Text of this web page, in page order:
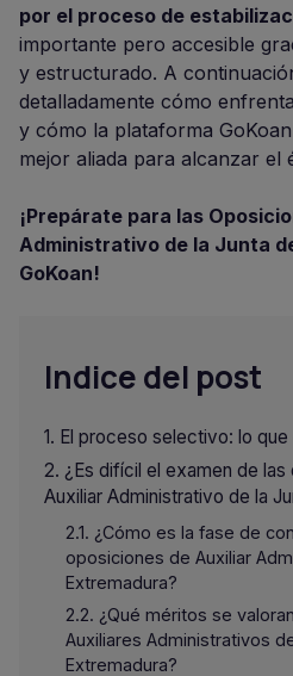
por el proceso de
importante pero accesible
y estructurado. A
detalladamente cómo
y cómo la plataforma
mejor aliada para alcanzar el
¡Prepárate para las
Administrativo de la Junta
GoKoan!
Indice del post
El proceso selectivo: lo
¿Es difícil el examen de las
Auxiliar Administrativo de la
¿Cómo es la fase de
oposiciones de Auxiliar
Extremadura?
¿Qué méritos se
Auxiliares Administrativos
Extremadura?